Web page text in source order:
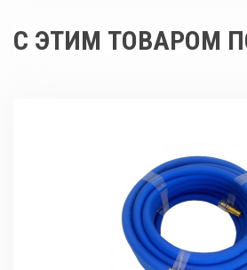
С ЭТИМ ТОВАРОМ